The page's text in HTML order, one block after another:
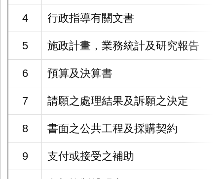
4 行政指導有關文書
5 施政計畫，業務統計及研究報告
6 預算及決算書
7 請願之處理結果及訴願之決定
8 書面之公共工程及採購契約
9 支付或接受之補助